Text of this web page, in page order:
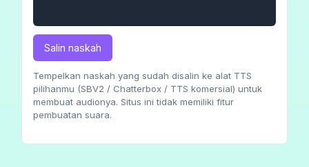
Salin naskah
Tempelkan naskah yang sudah disalin ke alat TTS
pilihanmu (SBV2 / Chatterbox / TTS komersial) untuk
membuat audionya. Situs ini tidak memiliki fitur
pembuatan suara.